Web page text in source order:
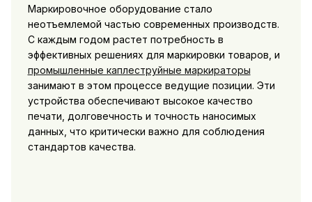
Маркировочное оборудование стало
неотъемлемой частью современных производств.
С каждым годом растет потребность в
эффективных решениях для маркировки товаров, и
промышленные каплеструйные маркираторы
занимают в этом процессе ведущие позиции. Эти
устройства обеспечивают высокое качество
печати, долговечность и точность наносимых
данных, что критически важно для соблюдения
стандартов качества.